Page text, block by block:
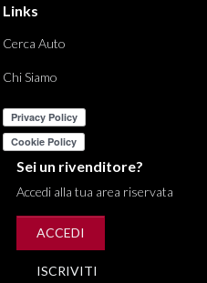
Links
Cerca Auto
Chi Siamo
Sei un rivenditore?
Accedi alla tua area riservata
ACCEDI
ISCRIVITI